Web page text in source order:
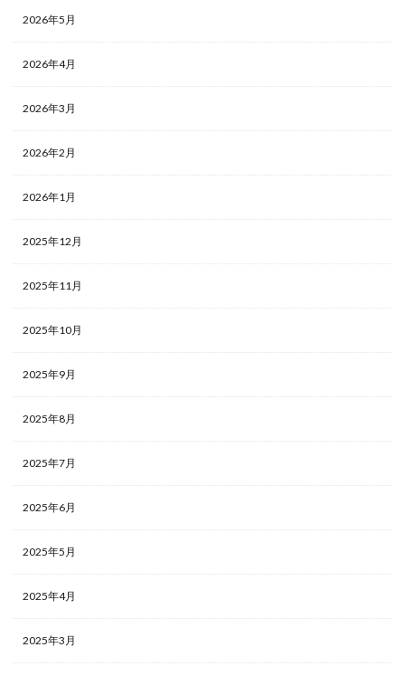
2026年5月
2026年4月
2026年3月
2026年2月
2026年1月
2025年12月
2025年11月
2025年10月
2025年9月
2025年8月
2025年7月
2025年6月
2025年5月
2025年4月
2025年3月